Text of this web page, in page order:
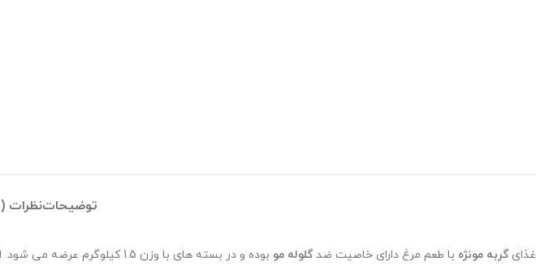
توضیحاتنظرات (0)
غذایگربه مونژه با طعم مرغ دارای خاصیت ضدگلوله مو بوده و در بسته های با وزن 1.5 کیلوگرم عرضه می شود. این محصول حاوی فیبر طبیعی می باشد.